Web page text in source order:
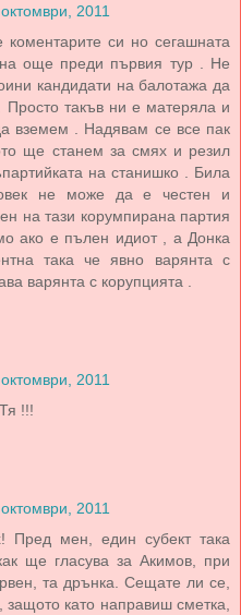
2011
си но сегашната
още преди първия тур . Не
кандидати на балотажа да
такъв ни е матеряла и
вземем . Надявам се все пак
ще станем за смях и резил
на станишко . Била
не може да е честен и
на тази корумпирана партия
ако е пълен идиот , а Донка
така че явно варянта с
варянта с корупцията .
2011
!!!
2011
Пред мен, един субект така
ще гласува за Акимов, при
та дрънка. Сещате ли се,
като направиш сметка,